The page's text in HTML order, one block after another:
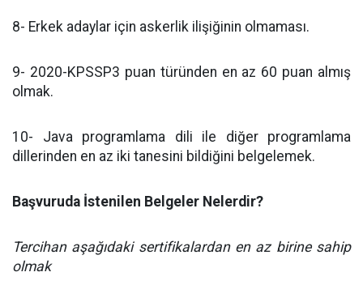
8- Erkek adaylar için askerlik ilişiğinin olmaması.
9- 2020-KPSSP3 puan türünden en az 60 puan almış
olmak.
10- Java programlama dili ile diğer programlama
dillerinden en az iki tanesini bildiğini belgelemek.
Başvuruda İstenilen Belgeler Nelerdir?
Tercihan aşağıdaki sertifikalardan en az birine sahip
olmak